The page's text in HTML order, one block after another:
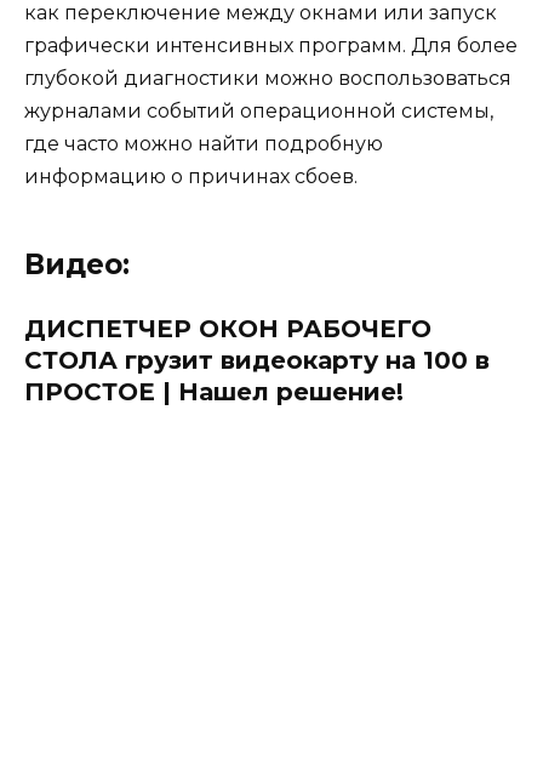
как переключение между окнами или запуск
графически интенсивных программ. Для более
глубокой диагностики можно воспользоваться
журналами событий операционной системы,
где часто можно найти подробную
информацию о причинах сбоев.
Видео:
ДИСПЕТЧЕР ОКОН РАБОЧЕГО
СТОЛА грузит видеокарту на 100 в
ПРОСТОЕ | Нашел решение!